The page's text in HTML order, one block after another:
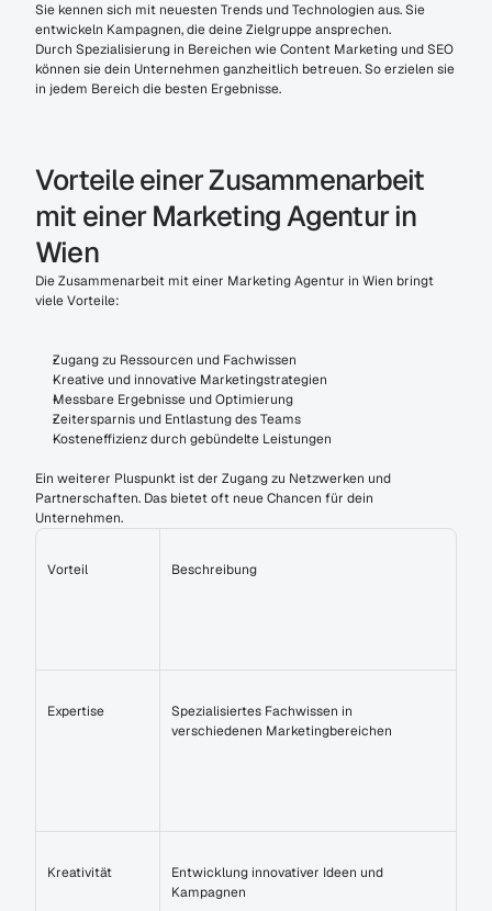
Sie kennen sich mit neuesten Trends und Technologien aus. Sie
entwickeln Kampagnen, die deine Zielgruppe ansprechen.
Durch Spezialisierung in Bereichen wie Content Marketing und SEO
können sie dein Unternehmen ganzheitlich betreuen. So erzielen sie
in jedem Bereich die besten Ergebnisse.
Vorteile einer Zusammenarbeit
mit einer Marketing Agentur in
Wien
Die Zusammenarbeit mit einer Marketing Agentur in Wien bringt
viele Vorteile:
Zugang zu Ressourcen und Fachwissen
Kreative und innovative Marketingstrategien
Messbare Ergebnisse und Optimierung
Zeitersparnis und Entlastung des Teams
Kosteneffizienz durch gebündelte Leistungen
Ein weiterer Pluspunkt ist der Zugang zu Netzwerken und
Partnerschaften. Das bietet oft neue Chancen für dein
Unternehmen.
Vorteil Beschreibung
Expertise
Spezialisiertes Fachwissen in
verschiedenen Marketingbereichen
Kreativität
Entwicklung innovativer Ideen und
Kampagnen